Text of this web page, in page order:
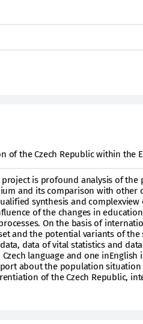
of the Czech Republic within the
is profound analysis of
and its comparison with other
synthesis and
of the changes in
On the basis of
and the potential variants of
data of vital statistics and
language and one
about the population situation
of the Czech Republic,